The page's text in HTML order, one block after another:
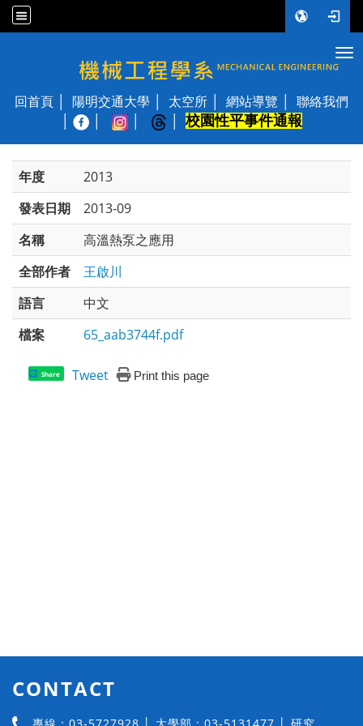
國立陽明交通大學 機械工程學系
回首頁 陽明交通大學 太空所 網站導覽
聯絡我們
校園性平事件通報
年度
2013
發表日期
2013-09
名稱
高溫熱泵之應用
全部作者
王啟川
語言
中文
檔案
65_aab3744f.pdf
Share Tweet Print this page
CONTACT